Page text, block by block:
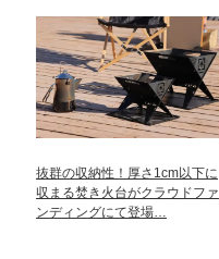
抜群の収納性！厚さ1cm以下に
収まる焚き火台がクラウドファ
ンディングにて登場…